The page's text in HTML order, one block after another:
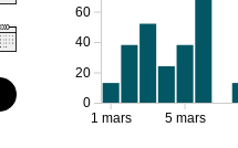
0
20
40
60
1 mars 5 mars